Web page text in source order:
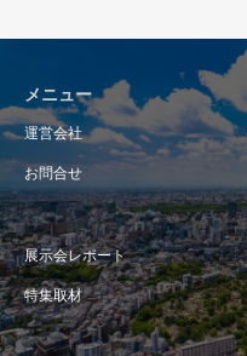
メニュー
運営会社
お問合せ
展示会レポート
特集取材